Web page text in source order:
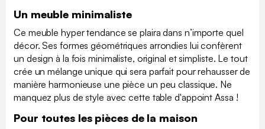
Un meuble minimaliste
Ce meuble hyper tendance se plaira dans n’importe quel
décor. Ses formes géométriques arrondies lui confèrent
un design à la fois minimaliste, original et simpliste. Le tout
crée un mélange unique qui sera parfait pour rehausser de
manière harmonieuse une pièce un peu classique. Ne
manquez plus de style avec cette table d'appoint Assa !
Pour toutes les pièces de la maison